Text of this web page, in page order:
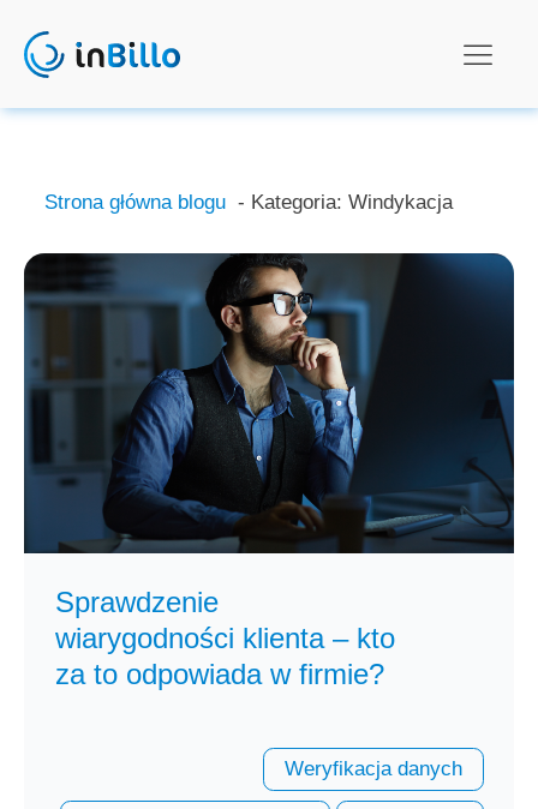
Strona główna blogu - Kategoria: Windykacja
Sprawdzenie
wiarygodności klienta – kto
za to odpowiada w firmie?
Weryfikacja danych